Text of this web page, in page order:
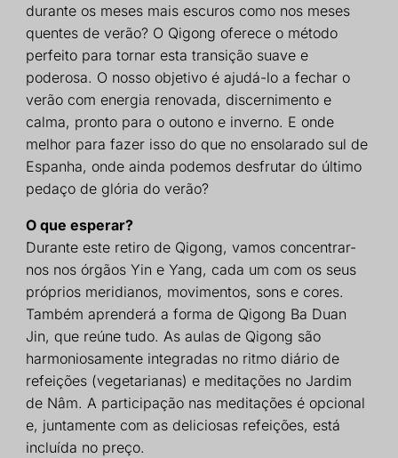
durante os meses mais escuros como nos meses
quentes de verão? O Qigong oferece o método
perfeito para tornar esta transição suave e
poderosa. O nosso objetivo é ajudá-lo a fechar o
verão com energia renovada, discernimento e
calma, pronto para o outono e inverno. E onde
melhor para fazer isso do que no ensolarado sul de
Espanha, onde ainda podemos desfrutar do último
pedaço de glória do verão?
O que esperar?
Durante este retiro de Qigong, vamos concentrar-
nos nos órgãos Yin e Yang, cada um com os seus
próprios meridianos, movimentos, sons e cores.
Também aprenderá a forma de Qigong Ba Duan
Jin, que reúne tudo. As aulas de Qigong são
harmoniosamente integradas no ritmo diário de
refeições (vegetarianas) e meditações no Jardim
de Nâm. A participação nas meditações é opcional
e, juntamente com as deliciosas refeições, está
incluída no preço.